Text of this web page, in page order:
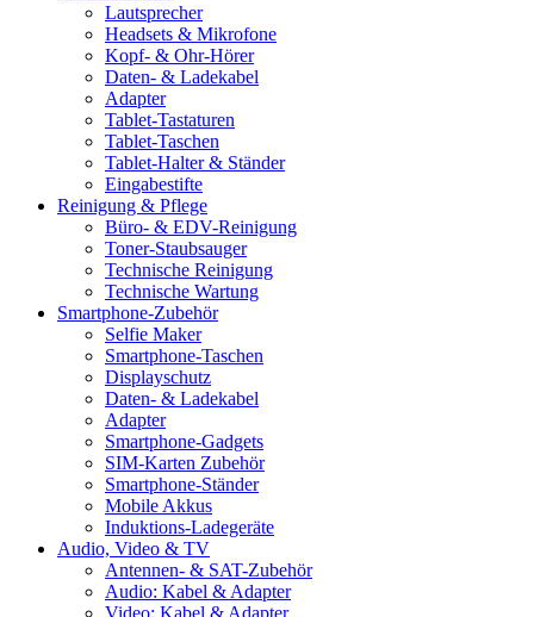
Lautsprecher
Headsets & Mikrofone
Kopf- & Ohr-Hörer
Daten- & Ladekabel
Adapter
Tablet-Tastaturen
Tablet-Taschen
Tablet-Halter & Ständer
Eingabestifte
Reinigung & Pflege
Büro- & EDV-Reinigung
Toner-Staubsauger
Technische Reinigung
Technische Wartung
Smartphone-Zubehör
Selfie Maker
Smartphone-Taschen
Displayschutz
Daten- & Ladekabel
Adapter
Smartphone-Gadgets
SIM-Karten Zubehör
Smartphone-Ständer
Mobile Akkus
Induktions-Ladegeräte
Audio, Video & TV
Antennen- & SAT-Zubehör
Audio: Kabel & Adapter
Video: Kabel & Adapter